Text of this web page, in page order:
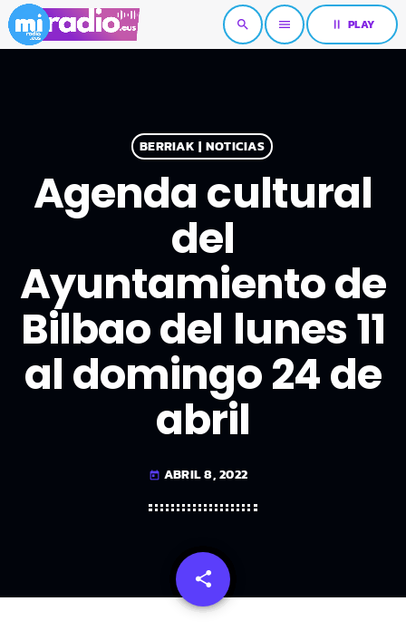
search menu pause PLAY
BERRIAK | NOTICIAS
Agenda cultural
del
Ayuntamiento de
Bilbao del lunes 11
al domingo 24 de
abril
today ABRIL 8, 2022
share
email